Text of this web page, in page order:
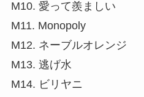
M10. 愛って羨ましい
M11. Monopoly
M12. ネーブルオレンジ
M13. 逃げ水
M14. ビリヤニ